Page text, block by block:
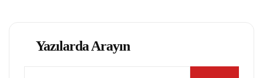
Yazılarda Arayın